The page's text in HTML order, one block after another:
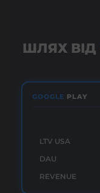
ШЛЯХ ВІД
GOOGLE PLAY
LTV USA
DAU
REVENUE